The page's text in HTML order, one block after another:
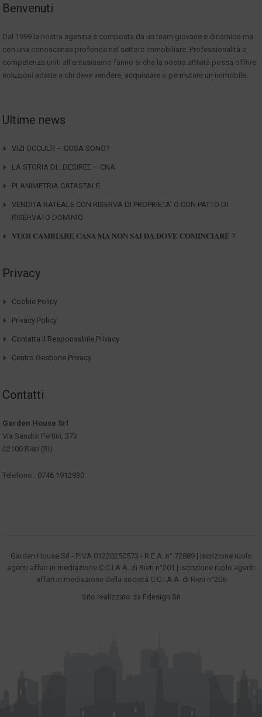
Benvenuti
Dal 1999 la nostra agenzia è composta da un team giovane e dinamico ma
con una conoscenza profonda nel settore immobiliare. Professionalità e
competenza uniti all'entusiasmo fanno si che la nostra attività possa offrire
soluzioni adatte a chi deve vendere, acquistare o permutare un immobile.
Ultime news
VIZI OCCULTI – COSA SONO?
LA STORIA DI…DESIREE – CNA
PLANIMETRIA CATASTALE
VENDITA RATEALE CON RISERVA DI PROPRIETA’ O CON PATTO DI
RISERVATO DOMINIO
𝐕𝐔𝐎𝐈 𝐂𝐀𝐌𝐁𝐈𝐀𝐑𝐄 𝐂𝐀𝐒𝐀 𝐌𝐀 𝐍𝐎𝐍 𝐒𝐀𝐈 𝐃𝐀 𝐃𝐎𝐕𝐄 𝐂𝐎𝐌𝐈𝐍𝐂𝐈𝐀𝐑𝐄 ?
Privacy
Cookie Policy
Privacy Policy
Contatta Il Responsabile Privacy
Centro Gestione Privacy
Contatti
Garden House Srl
Via Sandro Pertini, 373
02100 Rieti (RI)
Telefono : 0746.1912930
Garden House Srl - P.IVA 01220250573 - R.E.A. n° 72889 | Iscrizione ruolo
agenti affari in mediazione C.C.I.A.A. di Rieti n°201 | Iscrizione ruolo agenti
affari in mediazione della società C.C.I.A.A. di Rieti n°206
Sito realizzato da Fdesign Srl